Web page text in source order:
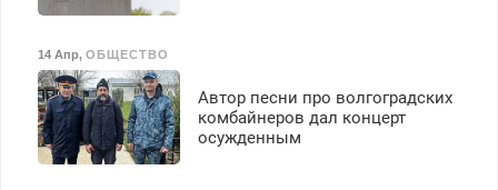
14 Апр, ОБЩЕСТВО
Автор песни про волгоградских
комбайнеров дал концерт
осужденным